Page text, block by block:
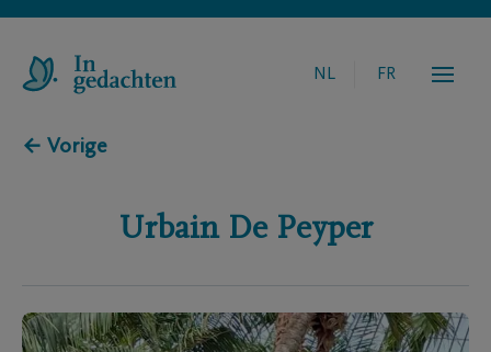
NL FR
← Vorige
Urbain De Peyper